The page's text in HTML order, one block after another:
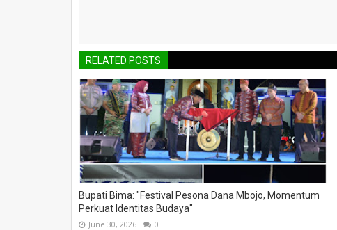
RELATED POSTS
Bupati Bima: "Festival Pesona Dana Mbojo, Momentum
Perkuat Identitas Budaya"
June 30, 2026 0